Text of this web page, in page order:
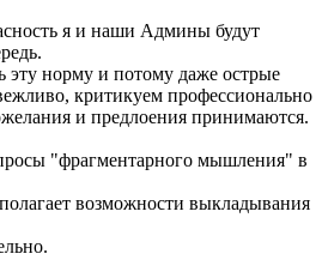
я и наши Админы будут
эту норму и потому даже острые
критикуем профессионально
и предлоения принимаются.
"фрагментарного мышления" в
возможности выкладывания